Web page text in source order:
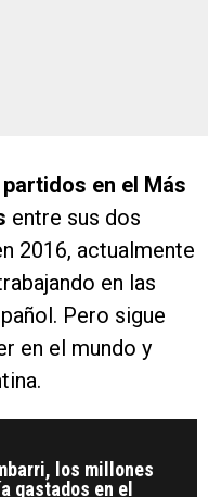
en el Más
entre sus dos
2016, actualmente
en las
Pero sigue
en el mundo y
los millones
gastados en el